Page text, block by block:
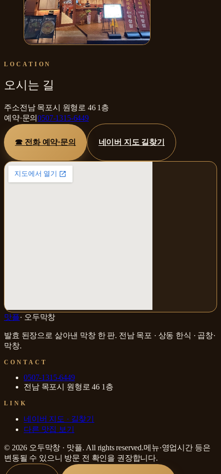
LOCATION
오시는 길
주소전남 목포시 원형로 46 1층
예약·문의0507-1315-6449
☎ 전화 예약·문의 네이버 지도 길찾기
맛플· 오두막창
발효 된장으로 삶아낸 막창 한 판. 전남 목포 · 상동 한식 · 곱창·
막창.
CONTACT
0507-1315-6449
전남 목포시 원형로 46 1층
LINK
네이버 지도 · 길찾기
다른 맛집 보기
© 2026 오두막창 · 맛플. All rights reserved.메뉴·영업시간 등은
변동될 수 있으니 방문 전 확인을 권장합니다.